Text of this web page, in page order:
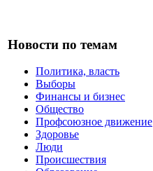
Новости по темам
Политика, власть
Выборы
Финансы и бизнес
Общество
Профсоюзное движение
Здоровье
Люди
Происшествия